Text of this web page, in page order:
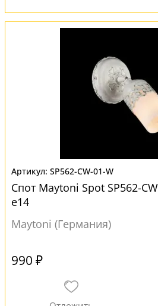
SP562-CW-01-W
Спот Maytoni Spot SP562-
e14
Maytoni (Германия)
990 ₽